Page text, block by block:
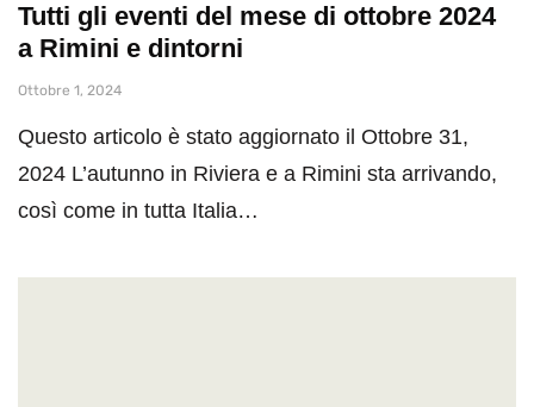
Tutti gli eventi del mese di ottobre 2024
a Rimini e dintorni
Ottobre 1, 2024
Questo articolo è stato aggiornato il Ottobre 31,
2024 L’autunno in Riviera e a Rimini sta arrivando,
così come in tutta Italia…